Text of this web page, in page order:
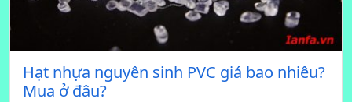
Hạt nhựa nguyên sinh PVC giá bao nhiêu?
Mua ở đâu?